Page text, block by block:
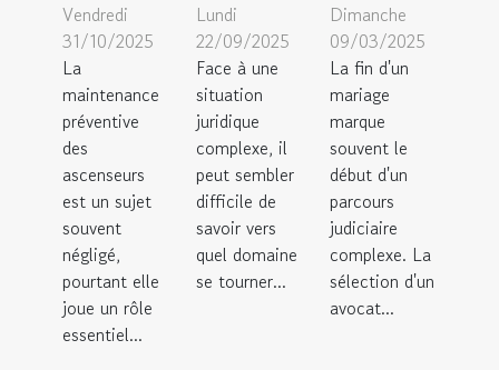
Vendredi
31/10/2025
La
maintenance
préventive
des
ascenseurs
est un sujet
souvent
négligé,
pourtant elle
joue un rôle
essentiel...
Lundi
22/09/2025
Face à une
situation
juridique
complexe, il
peut sembler
difficile de
savoir vers
quel domaine
se tourner...
Dimanche
09/03/2025
La fin d'un
mariage
marque
souvent le
début d'un
parcours
judiciaire
complexe. La
sélection d'un
avocat...